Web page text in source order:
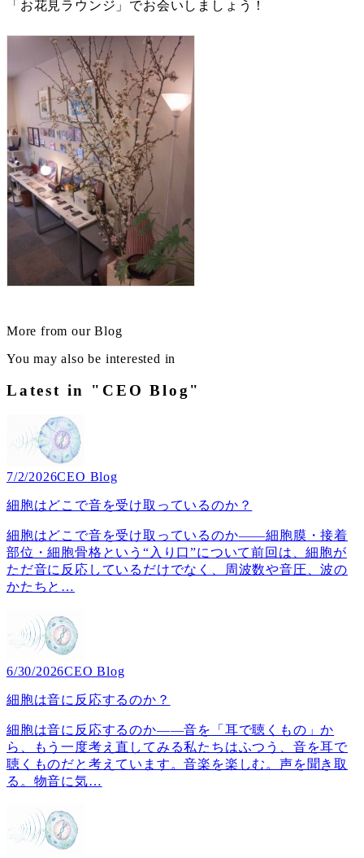
「お花見ラウンジ」でお会いしましょう！
More from our Blog
You may also be interested in
Latest in "CEO Blog"
7/2/2026CEO Blog
細胞はどこで音を受け取っているのか？
細胞はどこで音を受け取っているのか――細胞膜・接着
部位・細胞骨格という“入り口”について前回は、細胞が
ただ音に反応しているだけでなく、周波数や音圧、波の
かたちと …
6/30/2026CEO Blog
細胞は音に反応するのか？
細胞は音に反応するのか――音を「耳で聴くもの」か
ら、もう一度考え直してみる私たちはふつう、音を耳で
聴くものだと考えています。音楽を楽しむ。声を聞き取
る。物音に気…